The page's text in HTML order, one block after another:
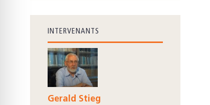
INTERVENANTS
Gerald Stieg